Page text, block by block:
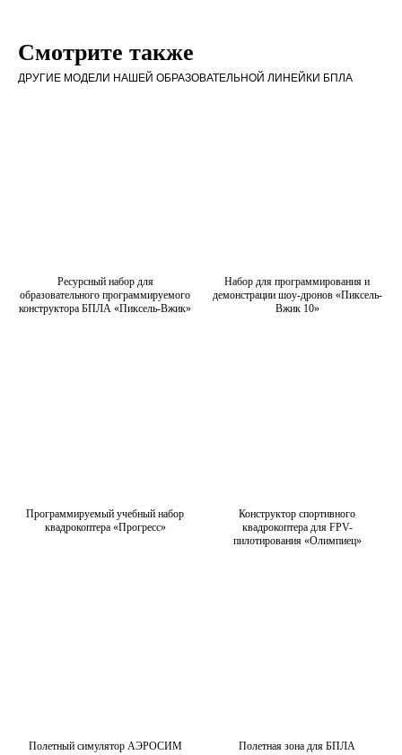
Смотрите также
ДРУГИЕ МОДЕЛИ НАШЕЙ ОБРАЗОВАТЕЛЬНОЙ ЛИНЕЙКИ БПЛА
Ресурсный набор для
образовательного программируемого
конструктора БПЛА «Пиксель-Вжик»
Набор для программирования и
демонстрации шоу-дронов «Пиксель-
Вжик 10»
Программируемый учебный набор
квадрокоптера «Прогресс»
Конструктор спортивного
квадрокоптера для FPV-
пилотирования «Олимпиец»
Полетный симулятор АЭРОСИМ Полетная зона для БПЛА